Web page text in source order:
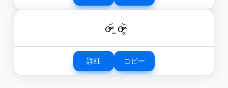
o̴̶̷᷄ ̫ o̴̶̷̥᷅
詳細 コピー